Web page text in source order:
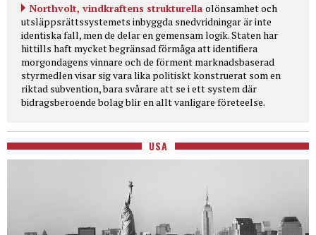
Northvolt, vindkraftens strukturella olönsamhet och
utsläppsrättssystemets inbyggda snedvridningar är inte
identiska fall, men de delar en gemensam logik. Staten har
hittills haft mycket begränsad förmåga att identifiera
morgondagens vinnare och de förment marknadsbaserad
styrmedlen visar sig vara lika politiskt konstruerat som en
riktad subvention, bara svårare att se i ett system där
bidragsberoende bolag blir en allt vanligare företeelse.
USA